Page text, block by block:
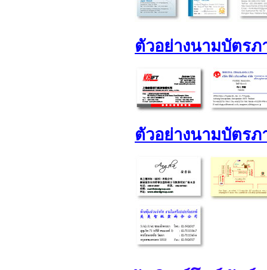
ตัวอย่างนามบัตร
ตัวอย่างนามบัตรภ